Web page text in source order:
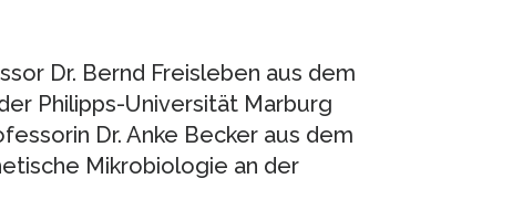
Dr. Bernd Freisleben aus dem
Philipps-Universität Marburg
Dr. Anke Becker aus dem
Mikrobiologie an der